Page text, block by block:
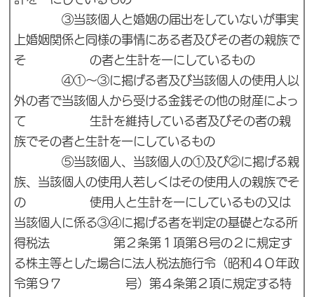
③当該個人と婚姻の届出をしていないが事実
上婚姻関係と同様の事情にある者及びその者の親族で
そ の者と生計を一にしているもの
④①～③に掲げる者及び当該個人の使用人以
外の者で当該個人から受ける金銭その他の財産によっ
て 生計を維持している者及びその者の親
族でその者と生計を一にしているもの
⑤当該個人、当該個人の①及び②に掲げる親
族、当該個人の使用人若しくはその使用人の親族でそ
の 使用人と生計を一にしているもの又は
当該個人に係る③④に掲げる者を判定の基礎となる所
得税法 第２条第１項第８号の２に規定す
る株主等とした場合に法人税法施行令（昭和４０年政
令第９７ 号）第４条第２項に規定する特